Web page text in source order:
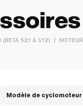
(BETA 521 & 512) | MOTEUR
Modèle de cyclomoteur